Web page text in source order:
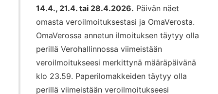
14.4., 21.4. tai 28.4.2026. Päivän näet
omasta veroilmoituksestasi ja OmaVerosta.
OmaVerossa annetun ilmoituksen täytyy olla
perillä Verohallinnossa viimeistään
veroilmoitukseesi merkittynä määräpäivänä
klo 23.59. Paperilomakkeiden täytyy olla
perillä viimeistään veroilmoitukseesi